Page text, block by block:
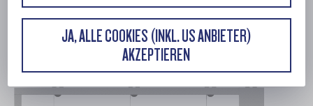
JA, ALLE COOKIES (INKL. US ANBIETER)
AKZEPTIEREN